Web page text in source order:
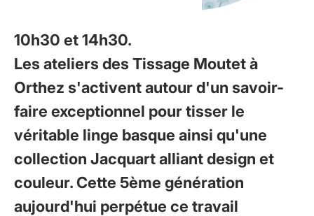
10h30 et 14h30.
Les ateliers des Tissage Moutet à
Orthez s'activent autour d'un savoir-
faire exceptionnel pour tisser le
véritable linge basque ainsi qu'une
collection Jacquart alliant design et
couleur. Cette 5ème génération
aujourd'hui perpétue ce travail